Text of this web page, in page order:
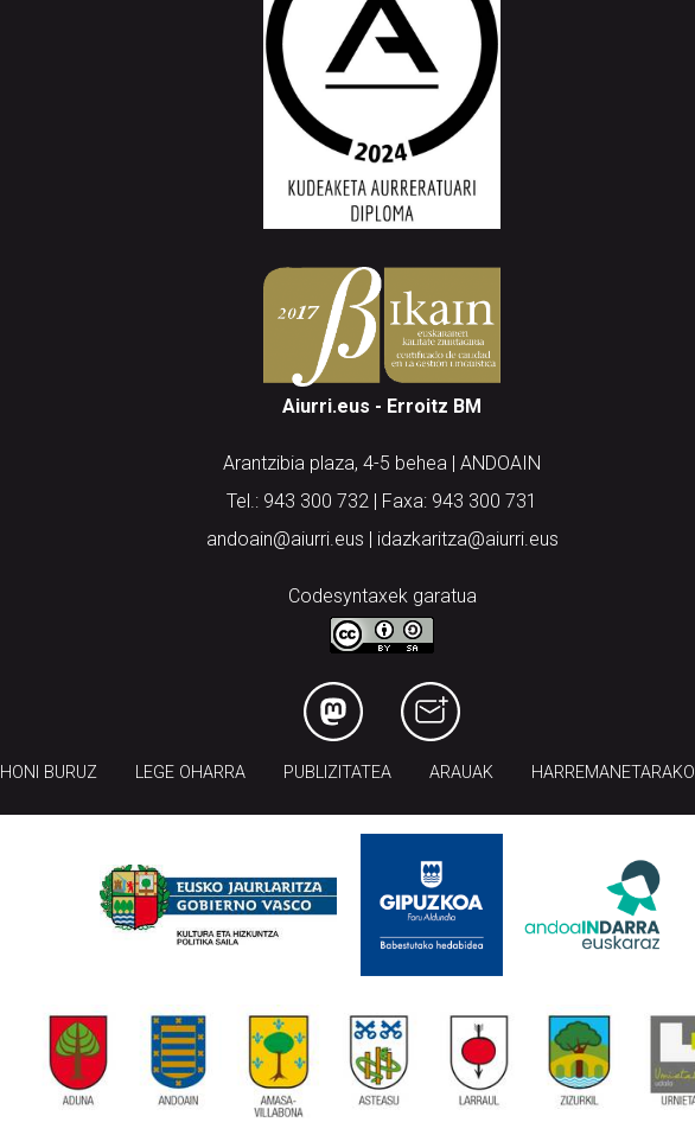
Aiurri.eus - Erroitz BM
Arantzibia plaza, 4-5 behea | ANDOAIN
Tel.: 943 300 732 | Faxa: 943 300 731
andoain@aiurri.eus | idazkaritza@aiurri.eus
Codesyntaxek garatua
HONI BURUZ LEGE OHARRA PUBLIZITATEA ARAUAK HARREMANETARAKO